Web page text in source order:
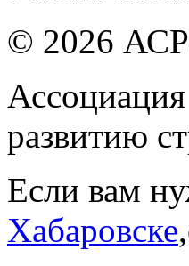
© 2026
развитию
Если вам
Хабаровске